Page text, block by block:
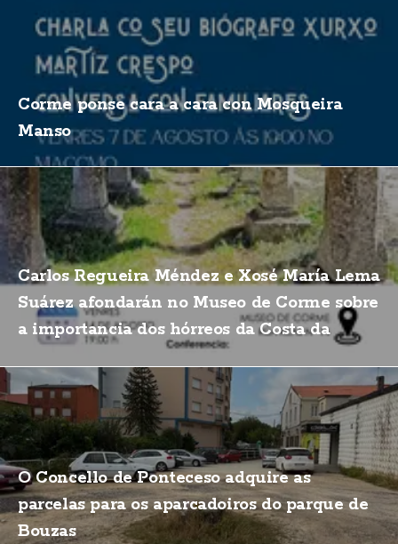
Corme ponse cara a cara con Mosqueira
Manso
Carlos Regueira Méndez e Xosé María Lema
Suárez afondarán no Museo de Corme sobre
a importancia dos hórreos da Costa da
O Concello de Ponteceso adquire as
parcelas para os aparcadoiros do parque de
Bouzas